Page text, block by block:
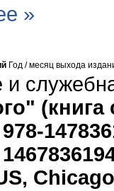
»
Год / месяц выхода
и
(книга